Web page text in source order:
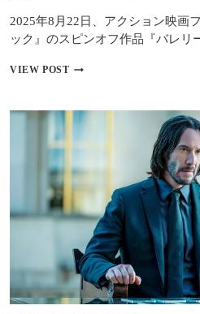
語
る
ン
ュ
ー
讐
劇
始
2025年8月22日、アクション映画
ック』のスピンオフ作品『バレリ
VIEW POST『バ
ー
ナ』
公
直
前！
『ジ
ョ
ィ
ッ
ク』
シ